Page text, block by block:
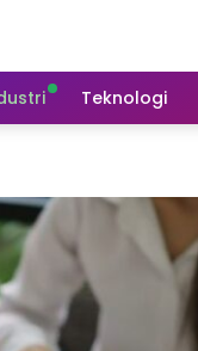
Teknologi